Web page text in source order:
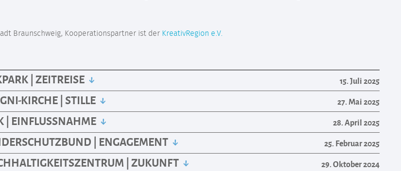
Braunschweig, Kooperationspartner ist der KreativRegion e.V.
| ZEITREISE 15. Juli 2025
KIRCHE | STILLE 27. Mai 2025
| EINFLUSSNAHME 28. April 2025
| ENGAGEMENT 25. Februar 2025
| ZUKUNFT 29. Oktober 2024